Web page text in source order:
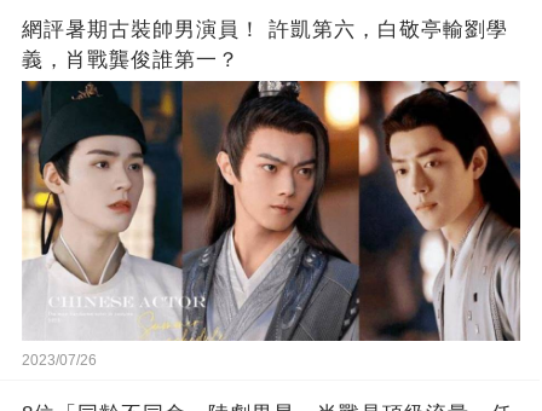
網評暑期古裝帥男演員！ 許凱第六，白敬亭輸劉學
義，肖戰龔俊誰第一？
2023/07/26